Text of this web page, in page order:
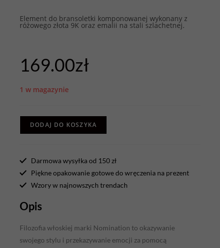
Element do bransoletki komponowanej wykonany z
różowego złota 9K oraz emalii na stali szlachetnej.
169.00zł
1 w magazynie
DODAJ DO KOSZYKA
Darmowa wysyłka od 150 zł
Piękne opakowanie gotowe do wręczenia na prezent
Wzory w najnowszych trendach
Opis
Filozofia włoskiej marki Nomination to okazywanie
swojego stylu i przekazywanie emocji za pomocą